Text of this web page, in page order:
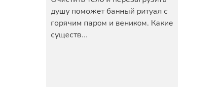
душу поможет банный ритуал с
горячим паром и веником. Какие
существ...